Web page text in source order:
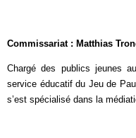
Commissariat : Matthias
Chargé des publics jeunes
service éducatif du Jeu de
s’est spécialisé dans la